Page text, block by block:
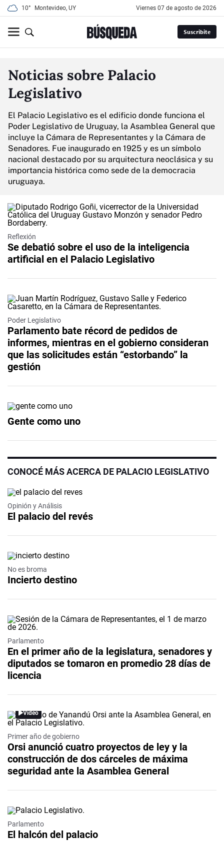
10° Montevideo, UY viernes 07 de agosto de 2026
Suscribite
Noticias sobre Palacio
Legislativo
El Palacio Legislativo es el edificio donde funciona el
Poder Legislativo de Uruguay, la Asamblea General que
incluye la Cámara de Representantes y la Cámara de
Senadores. Fue inaugurado en 1925 y es un símbolo
nacional destacado por su arquitectura neoclásica y su
importancia histórica como sede de la democracia
uruguaya.
Reflexión
Se debatió sobre el uso de la inteligencia
artificial en el Palacio Legislativo
Poder Legislativo
Parlamento bate récord de pedidos de
informes, mientras en el gobierno consideran
que las solicitudes están “estorbando” la
gestión
Gente como uno
CONOCÉ MÁS ACERCA DE PALACIO LEGISLATIVO
Opinión y Análisis
El palacio del revés
No es broma
Incierto destino
Parlamento
En el primer año de la legislatura, senadores y
diputados se tomaron en promedio 28 días de
licencia
Video
Primer año de gobierno
Orsi anunció cuatro proyectos de ley y la
construcción de dos cárceles de máxima
seguridad ante la Asamblea General
Parlamento
El halcón del palacio